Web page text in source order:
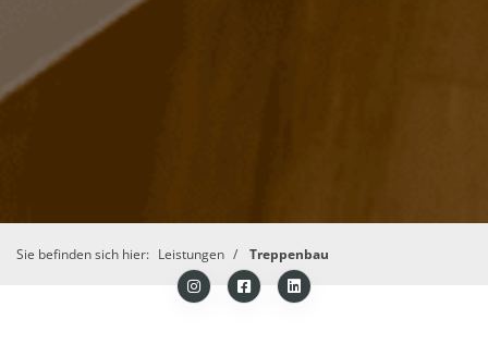
Sie befinden sich hier: Leistungen Treppenbau